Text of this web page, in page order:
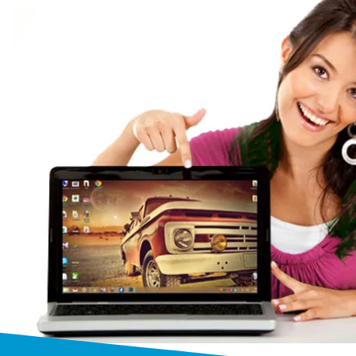
Бесплатный
Выезжаем к заказчику бесплатно
от 1 часа
на дом или в офис